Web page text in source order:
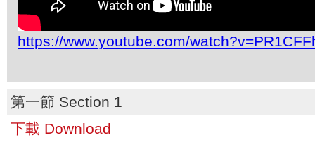
https://www.youtube.com/
第一節 Section 1
下載 Download